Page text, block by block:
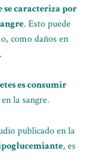
se caracteriza por
. Esto puede
como daños en
es consumir
en la sangre.
publicado en la
, es